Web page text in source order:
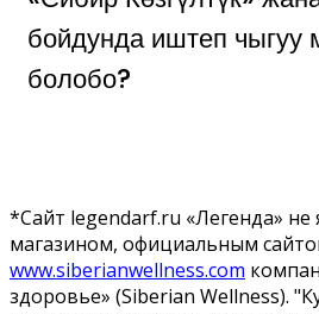
бойдунда иштеп чыгуу
болобо?
*Сайт legendarf.ru «Легенда» не
магазином, официальным
www.siberianwellness.com
здоровье» (Siberian Wellness).